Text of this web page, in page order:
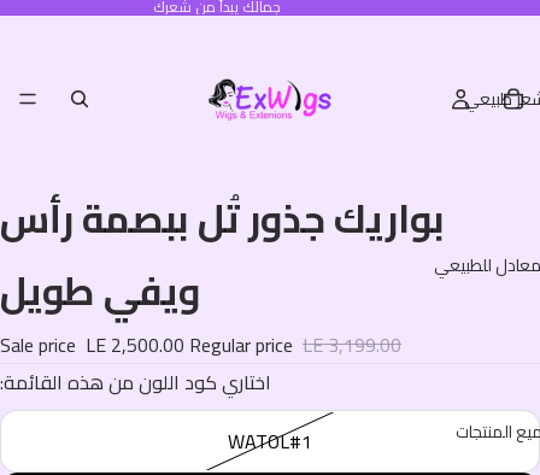
جمالك يبدأ من شعرك
طبيعي
للطبيعي
المنتجات
بواريك جذور تُل ببصمة رأس
ويفي طويل
Sale price LE 2,500.00 Regular price LE 3,199.00
:اختاري كود اللون من هذه القائمة
WATOL#1